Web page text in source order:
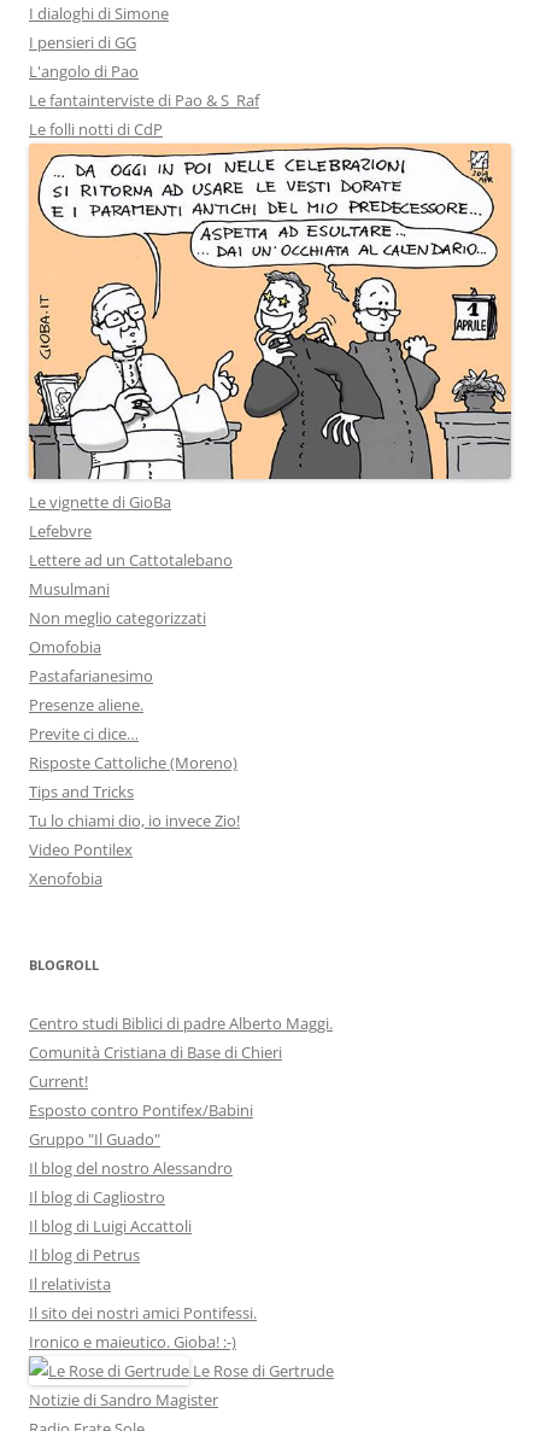
I dialoghi di Simone
I pensieri di GG
L'angolo di Pao
Le fantainterviste di Pao & S_Raf
Le folli notti di CdP
Le vignette di GioBa
Lefebvre
Lettere ad un Cattotalebano
Musulmani
Non meglio categorizzati
Omofobia
Pastafarianesimo
Presenze aliene.
Previte ci dice…
Risposte Cattoliche (Moreno)
Tips and Tricks
Tu lo chiami dio, io invece Zio!
Video Pontilex
Xenofobia
BLOGROLL
Centro studi Biblici di padre Alberto Maggi.
Comunità Cristiana di Base di Chieri
Current!
Esposto contro Pontifex/Babini
Gruppo "Il Guado"
Il blog del nostro Alessandro
Il blog di Cagliostro
Il blog di Luigi Accattoli
Il blog di Petrus
Il relativista
Il sito dei nostri amici Pontifessi.
Ironico e maieutico. Gioba! :-)
Le Rose di Gertrude
Notizie di Sandro Magister